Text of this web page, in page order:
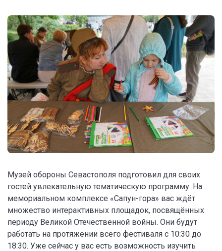
Музей обороны Севастополя подготовил для своих
гостей увлекательную тематическую программу. На
мемориальном комплексе «Сапун-гора» вас ждёт
множество интерактивных площадок, посвящённых
периоду Великой Отечественной войны. Они будут
работать на протяжении всего фестиваля с 10:30 до
18:30. Уже сейчас у вас есть возможность изучить